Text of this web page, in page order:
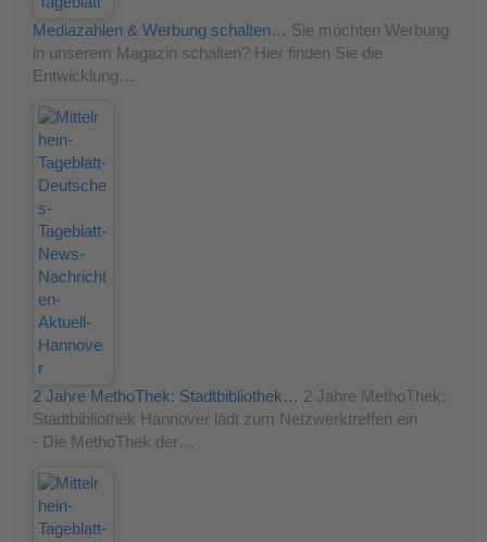
Mediazahlen & Werbung schalten… Sie möchten Werbung
in unserem Magazin schalten? Hier finden Sie die
Entwicklung…
2 Jahre MethoThek: Stadtbibliothek… 2 Jahre MethoThek:
Stadtbibliothek Hannover lädt zum Netzwerktreffen ein
- Die MethoThek der…